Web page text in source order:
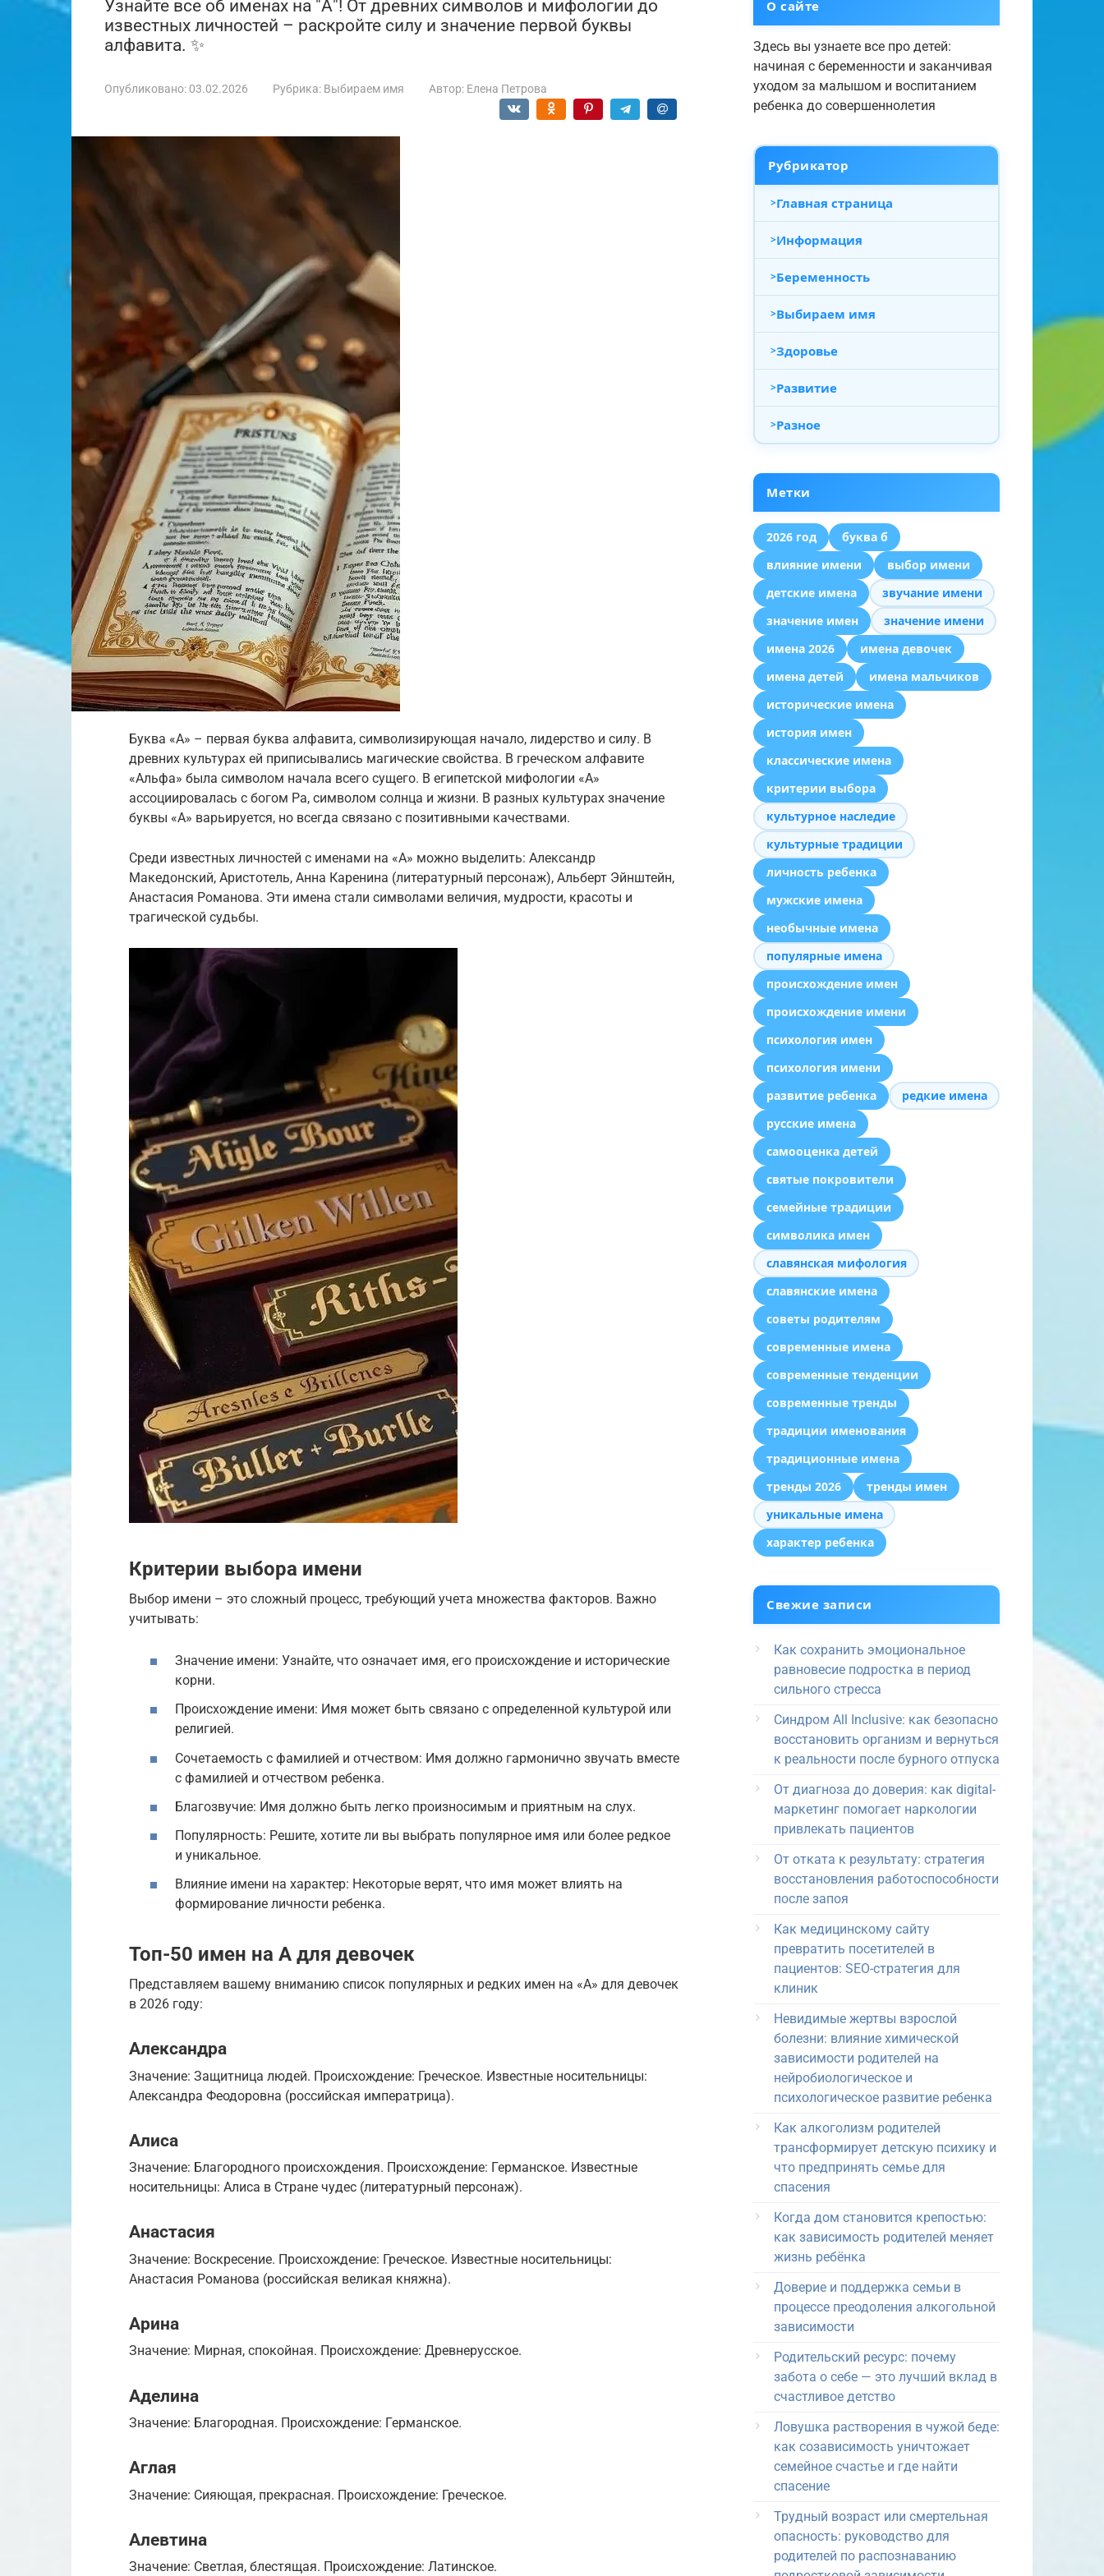
Узнайте все об именах на "А"! От древних символов и мифологии до
известных личностей – раскройте силу и значение первой буквы
алфавита. ✨
Опубликовано: 03.02.2026 Рубрика: Выбираем имя Автор: Елена Петрова
Буква «А» – первая буква алфавита, символизирующая начало, лидерство и силу. В
древних культурах ей приписывались магические свойства. В греческом алфавите
«Альфа» была символом начала всего сущего. В египетской мифологии «А»
ассоциировалась с богом Ра, символом солнца и жизни. В разных культурах значение
буквы «А» варьируется, но всегда связано с позитивными качествами.
Среди известных личностей с именами на «А» можно выделить: Александр
Македонский, Аристотель, Анна Каренина (литературный персонаж), Альберт Эйнштейн,
Анастасия Романова. Эти имена стали символами величия, мудрости, красоты и
трагической судьбы.
Критерии выбора имени
Выбор имени – это сложный процесс, требующий учета множества факторов. Важно
учитывать:
Значение имени: Узнайте, что означает имя, его происхождение и исторические
корни.
Происхождение имени: Имя может быть связано с определенной культурой или
религией.
Сочетаемость с фамилией и отчеством: Имя должно гармонично звучать вместе
с фамилией и отчеством ребенка.
Благозвучие: Имя должно быть легко произносимым и приятным на слух.
Популярность: Решите, хотите ли вы выбрать популярное имя или более редкое
и уникальное.
Влияние имени на характер: Некоторые верят, что имя может влиять на
формирование личности ребенка.
Топ-50 имен на А для девочек
Представляем вашему вниманию список популярных и редких имен на «А» для девочек
в 2026 году:
Александра
Значение: Защитница людей. Происхождение: Греческое. Известные носительницы:
Александра Феодоровна (российская императрица).
Алиса
Значение: Благородного происхождения. Происхождение: Германское. Известные
носительницы: Алиса в Стране чудес (литературный персонаж).
Анастасия
Значение: Воскресение. Происхождение: Греческое. Известные носительницы:
Анастасия Романова (российская великая княжна).
Арина
Значение: Мирная, спокойная. Происхождение: Древнерусское.
Аделина
Значение: Благородная. Происхождение: Германское.
Аглая
Значение: Сияющая, прекрасная. Происхождение: Греческое.
Алевтина
Значение: Светлая, блестящая. Происхождение: Латинское.
О сайте
Здесь вы узнаете все про детей:
начиная с беременности и заканчивая
уходом за малышом и воспитанием
ребенка до совершеннолетия
Рубрикатор
Главная страница
Информация
Беременность
Выбираем имя
Здоровье
Развитие
Разное
Метки
2026 год
буква б
влияние имени
выбор имени
детские имена
звучание имени
значение имен
значение имени
имена 2026
имена девочек
имена детей
имена мальчиков
исторические имена
история имен
классические имена
критерии выбора
культурное наследие
культурные традиции
личность ребенка
мужские имена
необычные имена
популярные имена
происхождение имен
происхождение имени
психология имен
психология имени
развитие ребенка
редкие имена
русские имена
самооценка детей
святые покровители
семейные традиции
символика имен
славянская мифология
славянские имена
советы родителям
современные имена
современные тенденции
современные тренды
традиции именования
традиционные имена
тренды 2026
тренды имен
уникальные имена
характер ребенка
Свежие записи
Как сохранить эмоциональное
равновесие подростка в период
сильного стресса
Синдром All Inclusive: как безопасно
восстановить организм и вернуться
к реальности после бурного отпуска
От диагноза до доверия: как digital-
маркетинг помогает наркологии
привлекать пациентов
От отката к результату: стратегия
восстановления работоспособности
после запоя
Как медицинскому сайту
превратить посетителей в
пациентов: SEO-стратегия для
клиник
Невидимые жертвы взрослой
болезни: влияние химической
зависимости родителей на
нейробиологическое и
психологическое развитие ребенка
Как алкоголизм родителей
трансформирует детскую психику и
что предпринять семье для
спасения
Когда дом становится крепостью:
как зависимость родителей меняет
жизнь ребёнка
Доверие и поддержка семьи в
процессе преодоления алкогольной
зависимости
Родительский ресурс: почему
забота о себе — это лучший вклад в
счастливое детство
Ловушка растворения в чужой беде:
как созависимость уничтожает
семейное счастье и где найти
спасение
Трудный возраст или смертельная
опасность: руководство для
родителей по распознаванию